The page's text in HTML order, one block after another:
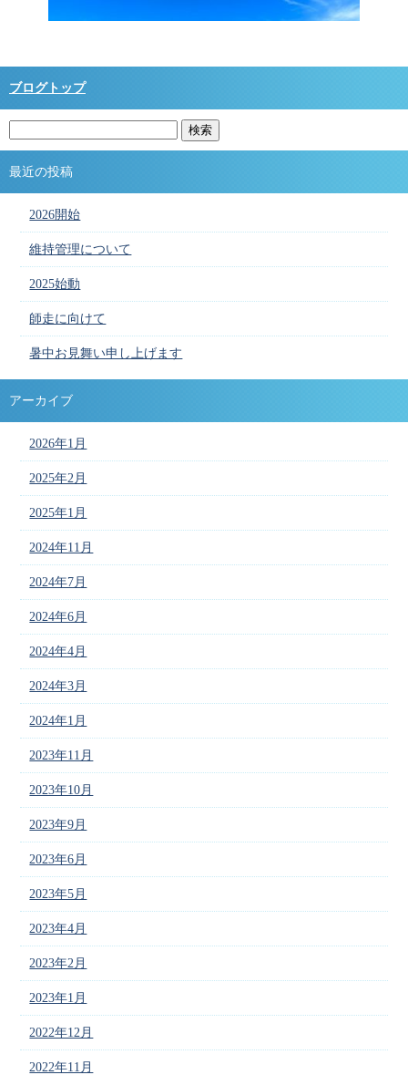
ブログトップ
最近の投稿
2026開始
維持管理について
2025始動
師走に向けて
暑中お見舞い申し上げます
アーカイブ
2026年1月
2025年2月
2025年1月
2024年11月
2024年7月
2024年6月
2024年4月
2024年3月
2024年1月
2023年11月
2023年10月
2023年9月
2023年6月
2023年5月
2023年4月
2023年2月
2023年1月
2022年12月
2022年11月